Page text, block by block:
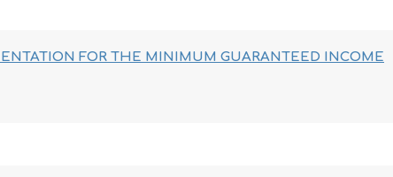
FOR THE MINIMUM GUARANTEED INCOME